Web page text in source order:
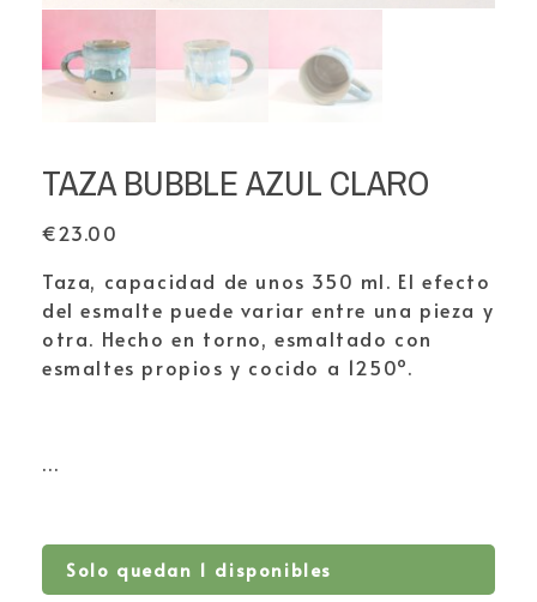
TAZA BUBBLE AZUL CLARO
€23.00
Taza, capacidad de unos 350 ml. El efecto
del esmalte puede variar entre una pieza y
otra. Hecho en torno, esmaltado con
esmaltes propios y cocido a 1250º.
…
Solo quedan 1 disponibles